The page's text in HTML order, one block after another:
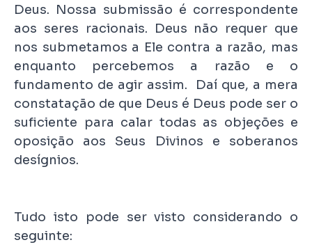
Deus. Nossa submissão é correspondente
aos seres racionais. Deus não requer que
nos submetamos a Ele contra a razão, mas
enquanto percebemos a razão e o
fundamento de agir assim. Daí que, a mera
constatação de que Deus é Deus pode ser o
suficiente para calar todas as objeções e
oposição aos Seus Divinos e soberanos
desígnios.
Tudo isto pode ser visto considerando o
seguinte: